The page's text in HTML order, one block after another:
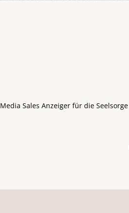
Media Sales Anzeiger für die Seelsorge